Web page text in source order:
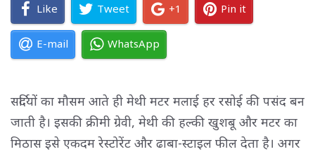
Like Tweet +1 Pin it
E-mail WhatsApp
सर्दियों का मौसम आते ही मेथी मटर मलाई हर रसोई की पसंद बन
जाती है। इसकी क्रीमी ग्रेवी, मेथी की हल्की खुशबू और मटर का
मिठास इसे एकदम रेस्टोरेंट और ढाबा-स्टाइल फील देता है। अगर